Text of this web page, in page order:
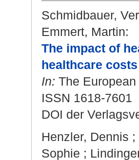
Schmidbauer,
Emmert, Martin:
The impact of
healthcare
In: The
ISSN 1618-7601
DOI der
Henzler, Dennis ;
Sophie ;